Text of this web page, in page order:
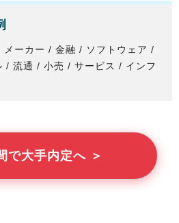
ーカー / 金融 / ソフトウェア /
/ 流通 / 小売 / サービス / インフ
で大手内定へ ＞